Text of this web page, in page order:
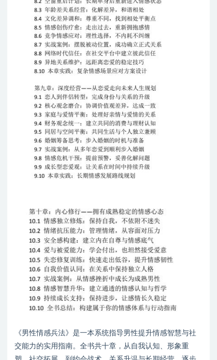
《男性情感兵法》是一本系统指导男性提升情感智慧与社
交能力的实用指南。全书共十章，从自我认知、形象重